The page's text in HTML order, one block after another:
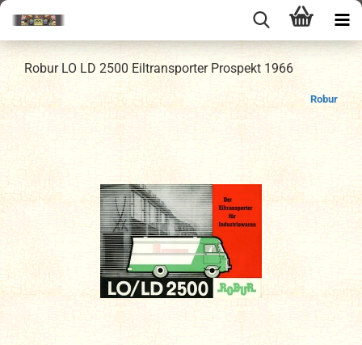
Robur LO LD 2500 Eiltransporter Prospekt 1966
Robur